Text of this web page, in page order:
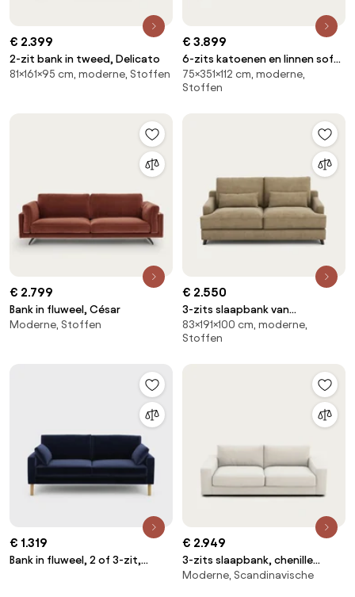
€ 2.399
2-zit bank in tweed, Delicato
81×161×95 cm, moderne, Stoffen
€ 3.899
6-zits katoenen en linnen sofa,
Rosebury, ontwerp Emmanuel
Gallina
75×351×112 cm, moderne,
Stoffen
€ 2.799
Bank in fluweel, César
Moderne, Stoffen
€ 2.550
3-zits slaapbank van
stonewashed fluweel, ALWINE
83×191×100 cm, moderne,
Stoffen
€ 1.319
Bank in fluweel, 2 of 3-zit,
€ 2.949
3-zits slaapbank, chenille
fluweel, Skander
Moderne, Scandinavische